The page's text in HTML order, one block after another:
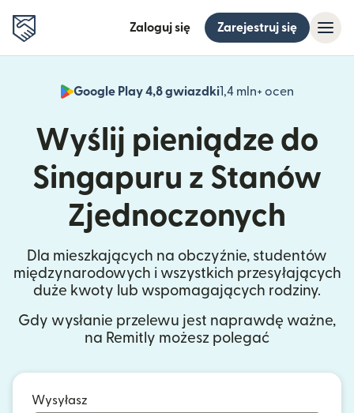
Zaloguj się Zarejestruj się
Google Play 4,8 gwiazdki1,4 mln+ ocen
(otwiera
Wyślij pieniądze do
Singapuru z Stanów
Zjednoczonych
Dla mieszkających na obczyźnie, studentów
międzynarodowych i wszystkich przesyłających
duże kwoty lub wspomagających rodziny.
Gdy wysłanie przelewu jest naprawdę ważne,
na Remitly możesz polegać
Wysyłasz